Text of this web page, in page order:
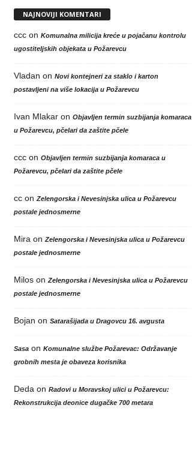
NAJNOVIJI KOMENTARI
cccon Komunalna milicija kreće u pojačanu kontrolu
ugostiteljskih objekata u Požarevcu
Vladan on Novi kontejneri za staklo i karton
postavljeni na više lokacija u Požarevcu
Ivan Mlakaron Objavljen termin suzbijanja komaraca
u Požarevcu, pčelari da zaštite pčele
cccon Objavljen termin suzbijanja komaraca u
Požarevcu, pčelari da zaštite pčele
ccon Zelengorska i Nevesinjska ulica u Požarevcu
postale jednosmerne
Mira on Zelengorska i Nevesinjska ulica u Požarevcu
postale jednosmerne
Miloson Zelengorska i Nevesinjska ulica u Požarevcu
postale jednosmerne
Bojan on Satarašijada u Dragovcu 16. avgusta
Sasaon Komunalne službe Požarevac: Održavanje
grobnih mesta je obaveza korisnika
Deda on Radovi u Moravskoj ulici u Požarevcu:
Rekonstrukcija deonice dugačke 700 metara